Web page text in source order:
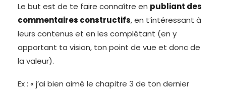
Le but est de te faire connaître en publiant des
commentaires constructifs, en t’intéressant à
leurs contenus et en les complétant (en y
apportant ta vision, ton point de vue et donc de
la valeur).
Ex : « j’ai bien aimé le chapitre 3 de ton dernier